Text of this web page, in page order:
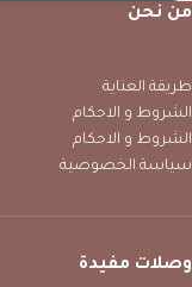
من نحن
طريقة العناية
الشروط و الاحكام
الشروط و الاحكام
سياسة الخصوصية
وصلات مفيدة